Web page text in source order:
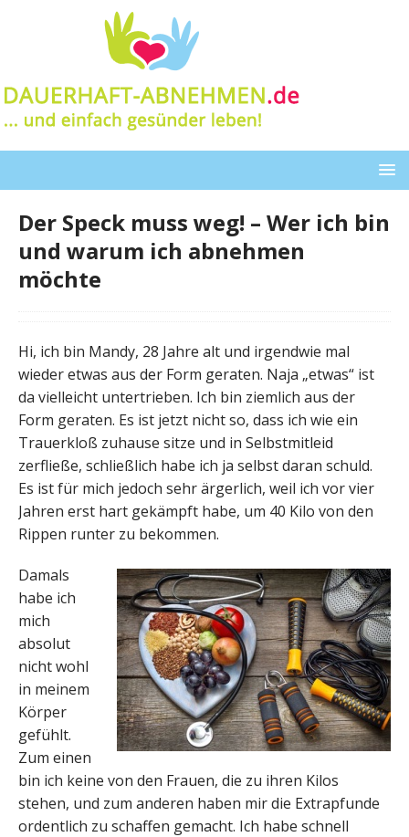
Der Speck muss weg! – Wer ich bin
und warum ich abnehmen
möchte
Hi, ich bin Mandy, 28 Jahre alt und irgendwie mal
wieder etwas aus der Form geraten. Naja „etwas“ ist
da vielleicht untertrieben. Ich bin ziemlich aus der
Form geraten. Es ist jetzt nicht so, dass ich wie ein
Trauerkloß zuhause sitze und in Selbstmitleid
zerfließe, schließlich habe ich ja selbst daran schuld.
Es ist für mich jedoch sehr ärgerlich, weil ich vor vier
Jahren erst hart gekämpft habe, um 40 Kilo von den
Rippen runter zu bekommen.
Damals
habe ich
mich
absolut
nicht wohl
in meinem
Körper
gefühlt.
Zum einen
bin ich keine von den Frauen, die zu ihren Kilos
stehen, und zum anderen haben mir die Extrapfunde
ordentlich zu schaffen gemacht. Ich habe schnell